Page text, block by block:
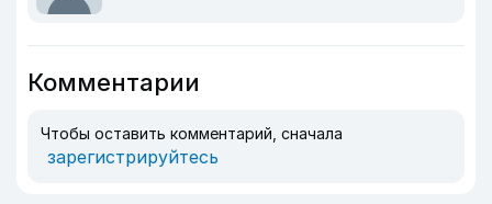
Комментарии
Чтобы оставить комментарий, сначала
зарегистрируйтесь